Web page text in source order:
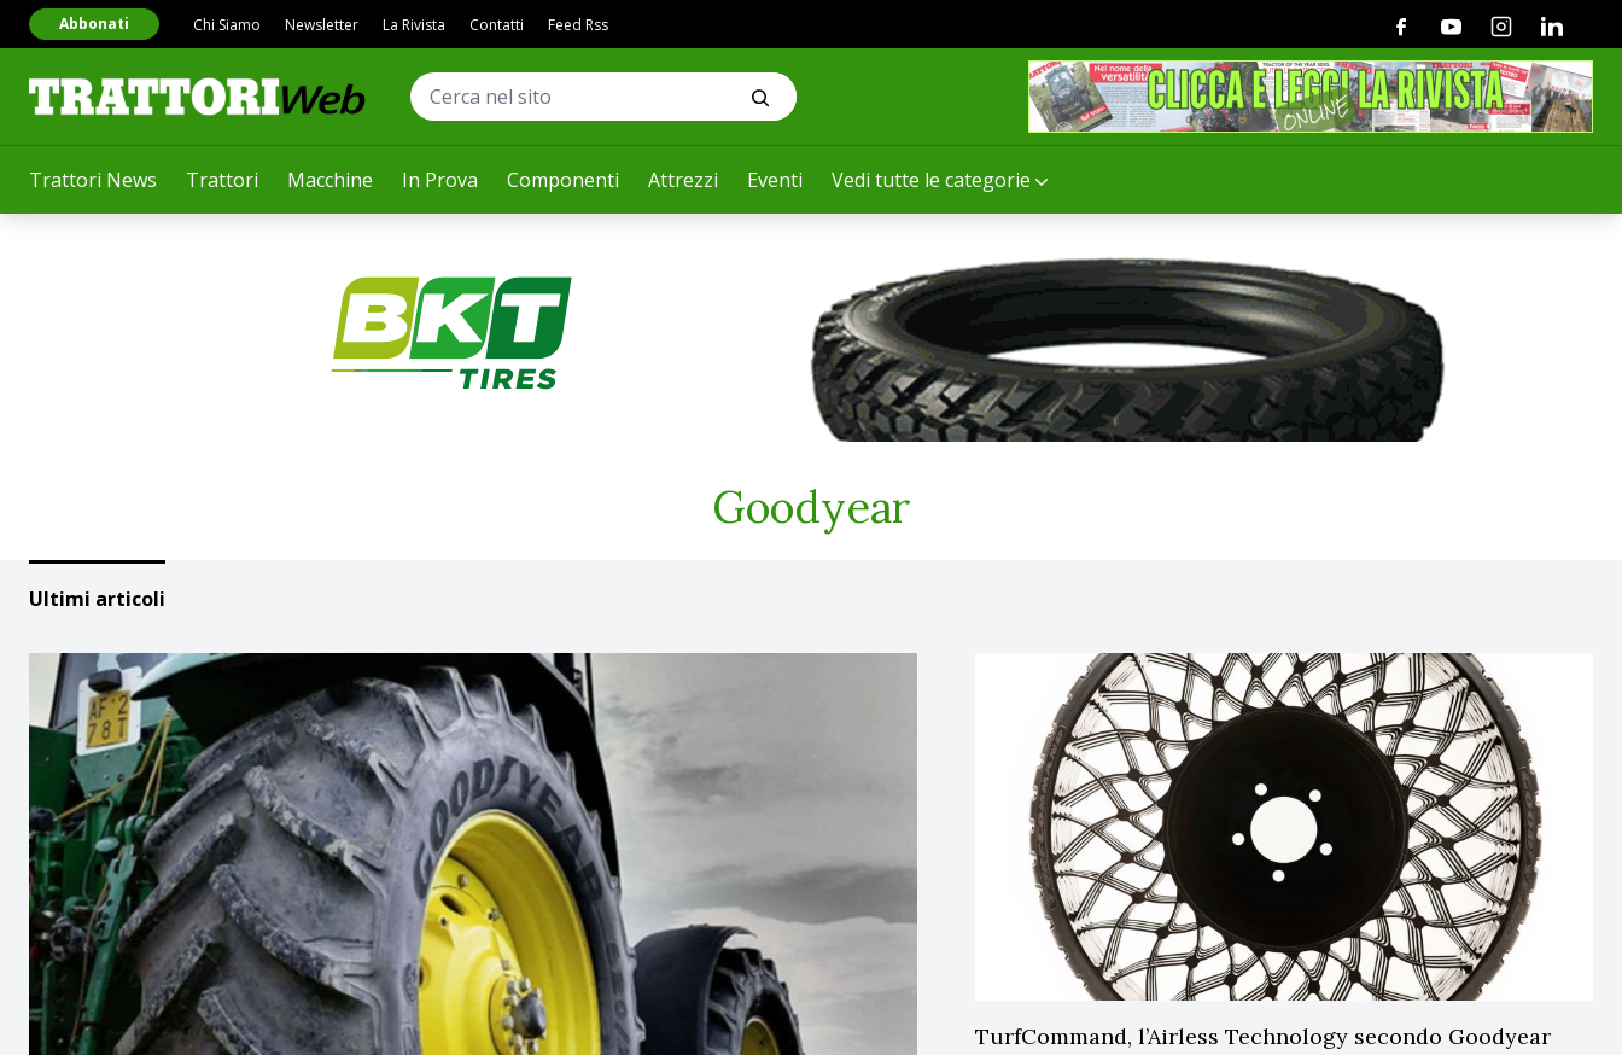
Trattori News Trattori Macchine In Prova Componenti Attrezzi Eventi Vedi tutte le categorie
Abbonati Chi Siamo Newsletter La Rivista Contatti Feed Rss FacebookYoutubeInstagramLinkedin
Goodyear
Ultimi articoli
TurfCommand, l’Airless Technology secondo Goodyear